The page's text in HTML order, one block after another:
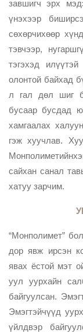
завшигч эрх
үнэхээр
сөхөрчихөөр
тэвчээр,
тэгэхэд
олонтой байхад
л гал дөл шиг
бусаар бусдад
хамгаалах
гэж хуучлав.
сайхан санал
хатуу зарчим.
“Монполимет”
дор явж ирсэн
явах ёстой мэт
уул уурхайн
байгуулсан.
Эмэгтэйчүүд
үйлдвэр